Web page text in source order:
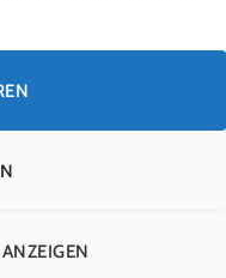
9,301
UNS